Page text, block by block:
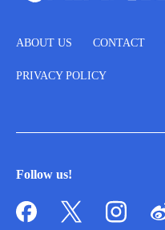
ABOUT US CONTACT
PRIVACY POLICY
Follow us!